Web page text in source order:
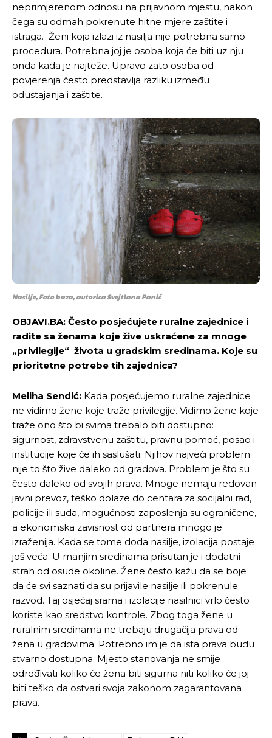
neprimjerenom odnosu na prijavnom mjestu, nakon
čega su odmah pokrenute hitne mjere zaštite i
istraga. Ženi koja izlazi iz nasilja nije potrebna samo
procedura. Potrebna joj je osoba koja će biti uz nju
onda kada je najteže. Upravo zato osoba od
povjerenja često predstavlja razliku između
odustajanja i zaštite.
Nasilje, Foto baza, autorica Svejtlana Panić
OBJAVI.BA: Često posjećujete ruralne zajednice i
radite sa ženama koje žive uskraćene za mnoge
„privilegije“ života u gradskim sredinama. Koje su
prioritetne potrebe tih zajednica?
Meliha Sendić: Kada posjećujemo ruralne zajednice
ne vidimo žene koje traže privilegije. Vidimo žene koje
traže ono što bi svima trebalo biti dostupno:
sigurnost, zdravstvenu zaštitu, pravnu pomoć, posao i
institucije koje će ih saslušati. Njihov najveći problem
nije to što žive daleko od gradova. Problem je što su
često daleko od svojih prava. Mnoge nemaju redovan
javni prevoz, teško dolaze do centara za socijalni rad,
policije ili suda, mogućnosti zaposlenja su ograničene,
a ekonomska zavisnost od partnera mnogo je
izraženija. Kada se tome doda nasilje, izolacija postaje
još veća. U manjim sredinama prisutan je i dodatni
strah od osude okoline. Žene često kažu da se boje
da će svi saznati da su prijavile nasilje ili pokrenule
razvod. Taj osjećaj srama i izolacije nasilnici vrlo često
koriste kao sredstvo kontrole. Zbog toga žene u
ruralnim sredinama ne trebaju drugačija prava od
žena u gradovima. Potrebno im je da ista prava budu
stvarno dostupna. Mjesto stanovanja ne smije
određivati koliko će žena biti sigurna niti koliko će joj
biti teško da ostvari svoja zakonom zagarantovana
prava.